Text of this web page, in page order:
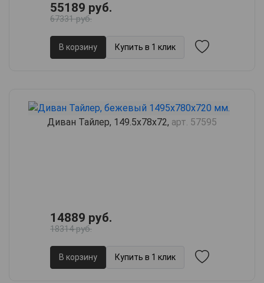
55189 руб.
67331 руб.
В корзину Купить в 1 клик
Диван Тайлер, 149.5х78х72, арт. 57595
14889 руб.
18314 руб.
В корзину Купить в 1 клик